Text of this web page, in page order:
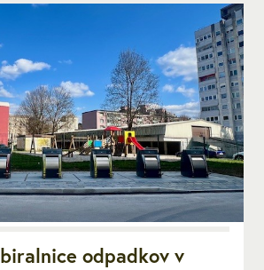
odpadkov v